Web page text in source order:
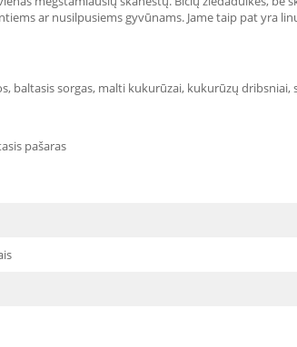
ar nusilpusiems gyvūnams. Jame taip pat yra
baltasis sorgas, malti kukurūzai, kukurūzų
pašaras